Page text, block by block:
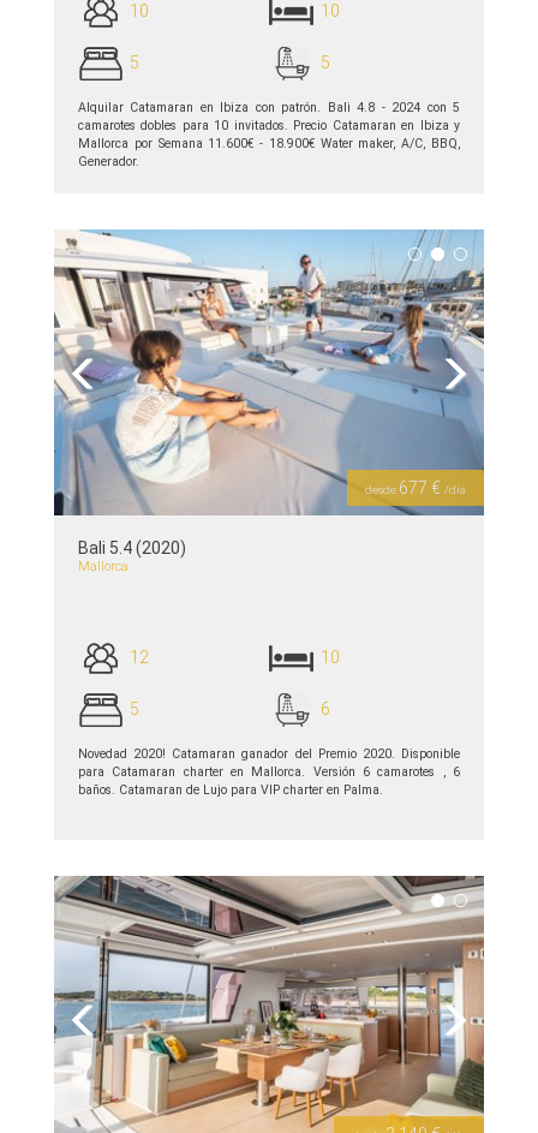
10 10
5 5
Alquilar Catamaran en Ibiza con patrón. Bali 4.8 - 2024 con 5
camarotes dobles para 10 invitados. Precio Catamaran en Ibiza y
Mallorca por Semana 11.600€ - 18.900€ Water maker, A/С, BBQ,
Generador.
ver detalles >>
Previous Next
desde 677 € /día
Bali 5.4 (2020)
Mallorca
12 10
5 6
Novedad 2020! Catamaran ganador del Premio 2020. Disponible
para Catamaran charter en Mallorca. Versión 6 camarotes , 6
baños. Catamaran de Lujo para VIP charter en Palma.
ver detalles >>
Previous Next